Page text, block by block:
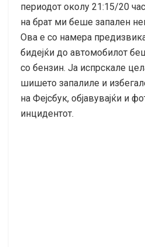
периодот околу 21:15/20
на брат ми беше запален
Ова е со намера
бидејќи до автомобилот
со бензин. Ја испрскале
шишето запалиле и
на Фејсбук, објавувајќи и
инцидентот.